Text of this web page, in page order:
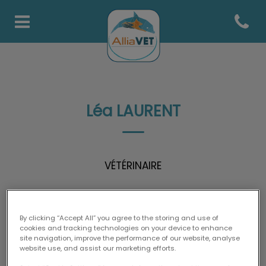
Page d'accueil de AlliaVets
Open
Léa LAURENT
VÉTÉRINAIRE
By clicking “Accept All” you agree to the storing and use of
cookies and tracking technologies on your device to enhance
site navigation, improve the performance of our website, analyse
website use, and assist our marketing efforts.